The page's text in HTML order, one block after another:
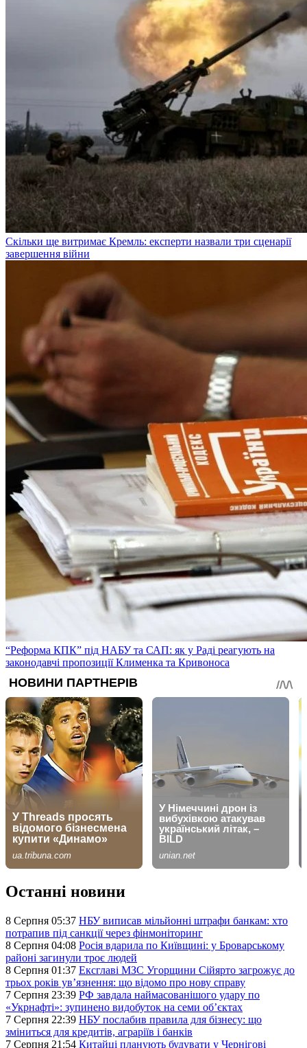
Скільки ще витримає Кремль: експерти назвали три сценарії
завершення війни
“Реформа КПК” під НАБУ та САП: як у Раді реагують на
законодавчі пропозиції Клименка та Кривоноса
Останні новини
8 Серпня 05:37 НБУ виписав мільйонні штрафи банкам: хто
потрапив під санкції через фінмоніторинг
8 Серпня 04:08 Росія вдарила по Київщині: у Броварському
районі загинули троє людей
8 Серпня 01:37 Ексглаві МЗС Угорщини Сійярто загрожує до
трьох років ув’язнення: що відомо про нову справу
7 Серпня 23:39 РФ завдала наймасованішого удару по
«Укрнафті»: зупинено видобуток на семи об’єктах
7 Серпня 22:39 НБУ послабив правила для бізнесу: що
зміниться для кредитів, аграріїв і банків
7 Серпня 21:54 Китайці планують будувати у Чернігові